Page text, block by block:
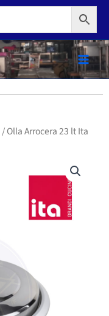
/ Olla Arrocera 23 lt Ita